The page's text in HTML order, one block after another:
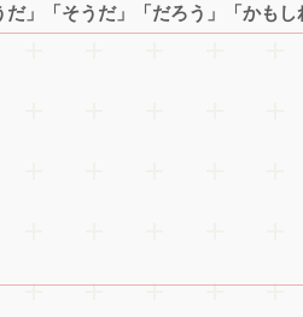
だ」「そうだ」「だろう」「かも